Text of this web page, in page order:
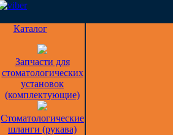
Каталог
Запчасти для
стоматологических
установок
(комплектующие)
Стоматологические
шланги (рукава)